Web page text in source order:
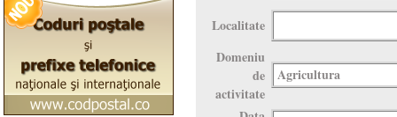
Localitate
Domeniu
de
activitate